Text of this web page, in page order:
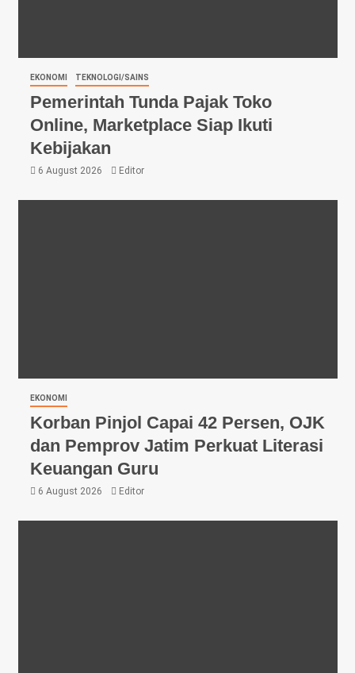
EKONOMI TEKNOLOGI/SAINS
Pemerintah Tunda Pajak Toko
Online, Marketplace Siap Ikuti
Kebijakan
6 August 2026 Editor
EKONOMI
Korban Pinjol Capai 42 Persen, OJK
dan Pemprov Jatim Perkuat Literasi
Keuangan Guru
6 August 2026 Editor